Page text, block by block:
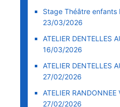
Stage Théâtre enfants
23/03/2026
ATELIER DENTELLES
16/03/2026
ATELIER DENTELLES
27/02/2026
ATELIER RANDONNEE
27/02/2026